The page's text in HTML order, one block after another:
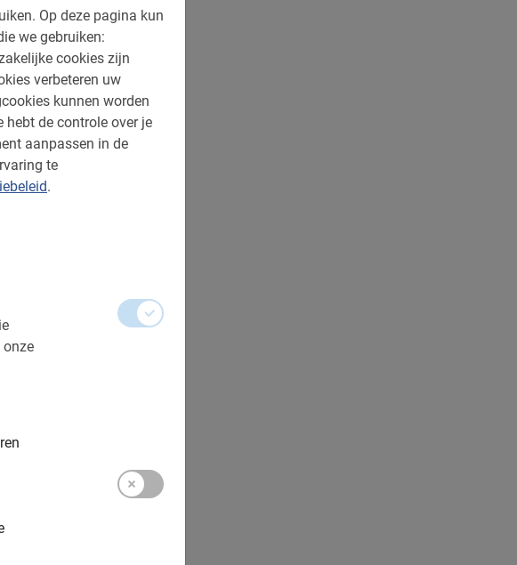
Op deze pagina kun
we gebruiken:
cookies zijn
verbeteren uw
kunnen worden
hebt de controle over je
aanpassen in de
te
.
onze